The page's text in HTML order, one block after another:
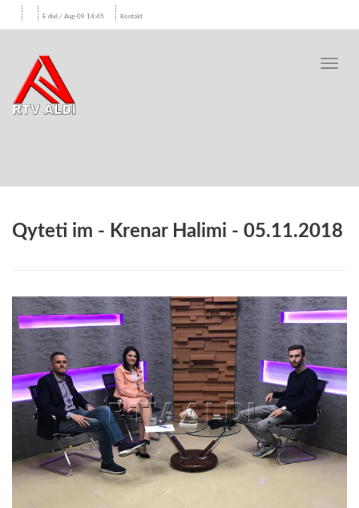
E diel / Aug-09 14:45 Kontakt
Qyteti im - Krenar Halimi - 05.11.2018